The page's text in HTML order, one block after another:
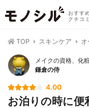
おすす
クチコ
TOP スキンケア
メイクの資格、化
鎌倉の侍
4.00
お泊りの時に便